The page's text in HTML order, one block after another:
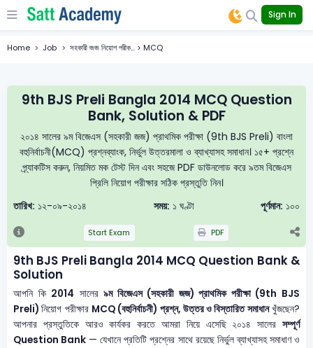
Sign In
Home Job সহকারী জজ নিয়োগ পরীক... > MCQ
9th BJS Preli Bangla 2014 MCQ Question
Bank, Solution & PDF
২০১৪ সালের ৯ম বিজেএস (সহকারী জজ) প্রাথমিক পরীক্ষা (9th BJS Preli) বাংলা
বহুনির্বাচনী(MCQ) প্রশ্নব্যাংক, নির্ভুল উত্তরমালা ও ব্যাখ্যাসহ সমাধান। ১৫+ প্রশ্নে
প্র্যাকটিস করুন, নিয়মিত মক টেস্ট দিন এবং সহজে PDF ডাউনলোড করে ৯তম বিজেএস
প্রিলি নিয়োগ পরীক্ষার সঠিক প্রস্তুতি নিন।
তারিখ: ১২-০৯-২০১৪ সময়: ১ ঘণ্টা পূর্ণমান: ১০০
Start Exam PDF
9th BJS Preli Bangla 2014 MCQ Question Bank &
Solution
আপনি কি 2014 সালের৯ম বিজেএস (সহকারী জজ) প্রাথমিক পরীক্ষা (9th BJS
Preli)নিয়োগ পরীক্ষার MCQ (বহুনির্বাচনী) প্রশ্ন, উত্তর ও বিস্তারিত সমাধানখুঁজছেন?
আপনার প্রস্তুতিকে আরও কার্যকর করতে আমরা নিয়ে এসেছি ২০১৪ সালের সম্পূর্ণ
Question Bank — যেখানে প্রতিটি প্রশ্নের সাথে রয়েছে নির্ভুল ব্যাখ্যাসহ সমাধাণ ও